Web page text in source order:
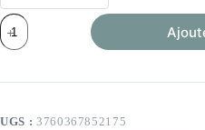
quantité
de
Pinceau
brush
UGS : 3760367852175